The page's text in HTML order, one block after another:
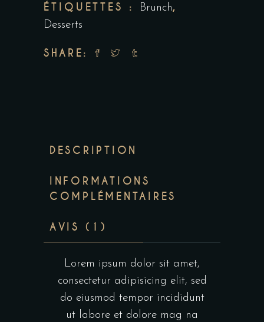
ÉTIQUETTES : Brunch,
Desserts
SHARE:
DESCRIPTION
INFORMATIONS
COMPLÉMENTAIRES
AVIS (1)
Lorem ipsum dolor sit amet,
consectetur adipisicing elit, sed
do eiusmod tempor incididunt
ut labore et dolore mag na